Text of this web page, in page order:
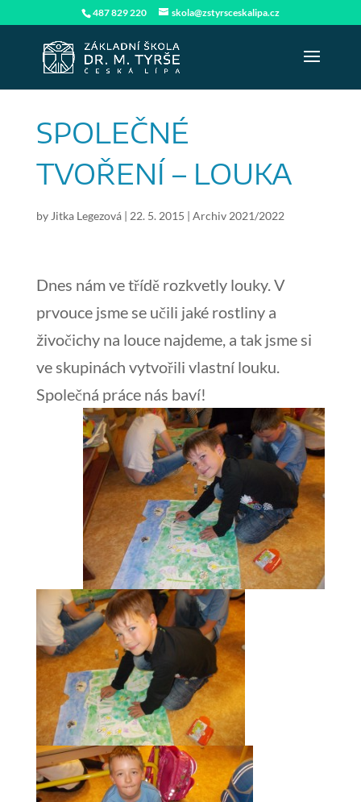
487 829 220 skola@zstyrsceskalipa.cz
SPOLEČNÉ
TVOŘENÍ – LOUKA
by Jitka Legezová| 22. 5. 2015 | Archiv 2021/2022
Dnes nám ve třídě rozkvetly louky. V
prvouce jsme se učili jaké rostliny a
živočichy na louce najdeme, a tak jsme si
ve skupinách vytvořili vlastní louku.
Společná práce nás baví!